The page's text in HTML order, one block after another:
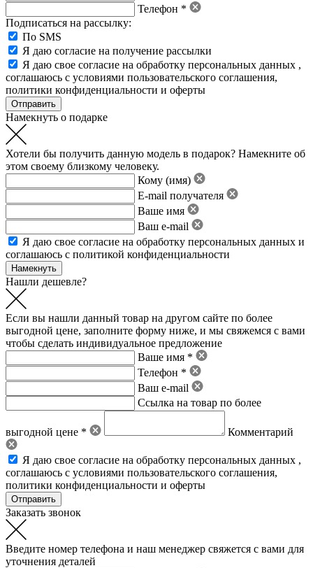
Телефон *
Подписаться на рассылку:
По SMS
Я даю согласие на получение рассылки
Я даю свое согласие на обработку персональных данных ,
соглашаюсь с условиями пользовательского соглашения,
политики конфиденциальности и оферты
Намекнуть о подарке
Хотели бы получить данную модель в подарок? Намекните об
этом своему близкому человеку.
Кому (имя)
E-mail получателя
Ваше имя
Ваш e-mail
Я даю свое согласие на обработку персональных данных и
соглашаюсь с политикой конфиденциальности
Нашли дешевле?
Если вы нашли данный товар на другом сайте по более
выгодной цене, заполните форму ниже, и мы свяжемся с вами
чтобы сделать индивидуальное предложение
Ваше имя *
Телефон *
Ваш e-mail
Ссылка на товар по более
выгодной цене * Комментарий
Я даю свое согласие на обработку персональных данных ,
соглашаюсь с условиями пользовательского соглашения,
политики конфиденциальности и оферты
Заказать звонок
Введите номер телефона и наш менеджер свяжется с вами для
уточнения деталей